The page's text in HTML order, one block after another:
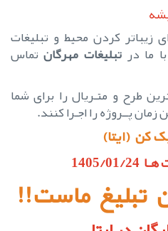
زیباتر کردن محیط و تبلیغات
ما درتبلیغات مهرگانتماس
طرح و متـریال را برای شما
زمان پــروژه را اجـرا کنند.
کن (ایتا)
01/24
تبلیغ ماست!!